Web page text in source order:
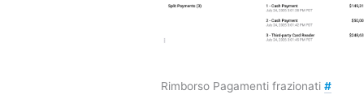
Rimborso Pagamenti frazionati #